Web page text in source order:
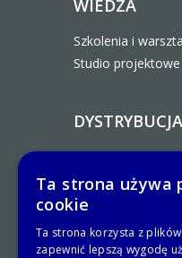
WIEDZA
Szkolenia i
Studio projektowe
DYSTRYBUCJA
Zostań
Stalgast
Ogólne warunki
Kontakty
Platforma
Ta strona używa
cookie
Ta strona korzysta z
zapewnić lepszą wygodę